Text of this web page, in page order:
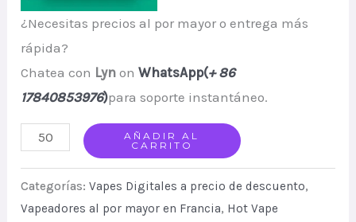
¿Necesitas precios al por mayor o entrega más
rápida?
Chatea con Lyn onWhatsApp(+ 86
17840853976)para soporte instantáneo.
JNR
Pro
33000
AÑADIR AL
CARRITO
Categorías:Vapes Digitales a precio de descuento,
Vapeadores al por mayor en Francia, Hot Vape